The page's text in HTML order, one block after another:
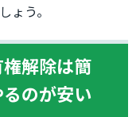
ょう。
解除は簡
のが安い